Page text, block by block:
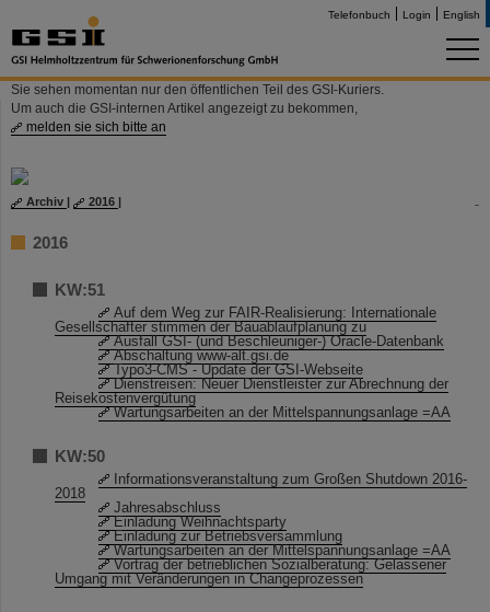
Telefonbuch Login English
Sie sehen momentan nur den öffentlichen Teil des GSI-Kuriers.
Um auch die GSI-internen Artikel angezeigt zu bekommen,
melden sie sich bitte an
Archiv | 2016 |
2016
KW:51
Auf dem Weg zur FAIR-Realisierung: Internationale
Gesellschafter stimmen der Bauablaufplanung zu
Ausfall GSI- (und Beschleuniger-) Oracle-Datenbank
Abschaltung www-alt.gsi.de
Typo3-CMS - Update der GSI-Webseite
Dienstreisen: Neuer Dienstleister zur Abrechnung der
Reisekostenvergütung
Wartungsarbeiten an der Mittelspannungsanlage =AA
KW:50
Informationsveranstaltung zum Großen Shutdown 2016-
2018
Jahresabschluss
Einladung Weihnachtsparty
Einladung zur Betriebsversammlung
Wartungsarbeiten an der Mittelspannungsanlage =AA
Vortrag der betrieblichen Sozialberatung: Gelassener
Umgang mit Veränderungen in Changeprozessen